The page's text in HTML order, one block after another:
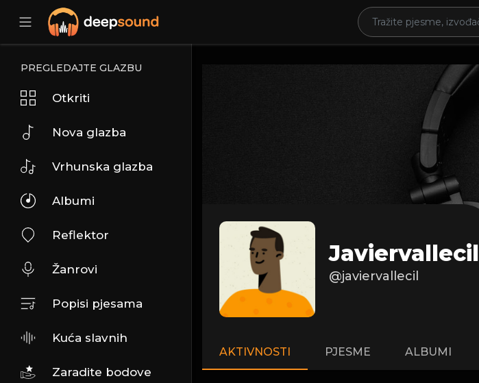
PREGLEDAJTE GLAZBU
Otkriti
Nova glazba
Vrhunska glazba
Albumi
Reflektor
Žanrovi
Popisi pjesama
Kuća slavnih
Zaradite bodove
Javiervallecil
@javiervallecil
AKTIVNOSTI PJESME ALBUMI